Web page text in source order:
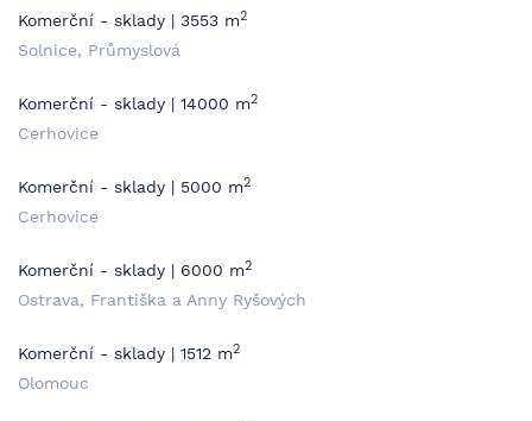
Komerční - sklady | 3553 m2
Solnice, Průmyslová
Komerční - sklady | 14000 m2
Cerhovice
Komerční - sklady | 5000 m2
Cerhovice
Komerční - sklady | 6000 m2
Ostrava, Františka a Anny Ryšových
Komerční - sklady | 1512 m2
Olomouc